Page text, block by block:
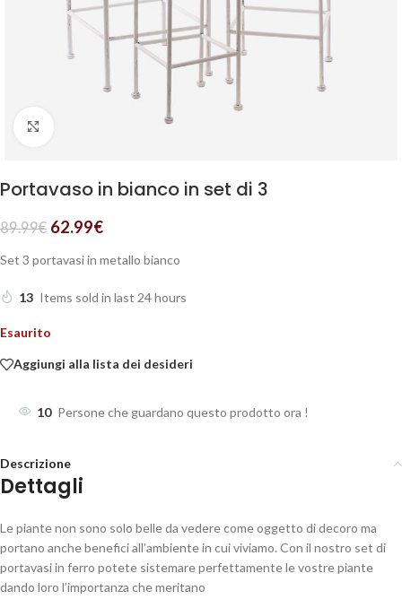
Clicca per ingrandire
Portavaso in bianco in set di 3
89.99€ 62.99€
Set 3 portavasi in metallo bianco
13 Items sold in last 24 hours
Esaurito
Aggiungi alla lista dei desideri
10 Persone che guardano questo prodotto ora !
Descrizione
Dettagli
Le piante non sono solo belle da vedere come oggetto di decoro ma
portano anche benefici all’ambiente in cui viviamo. Con il nostro set di
portavasi in ferro potete sistemare perfettamente le vostre piante
dando loro l’importanza che meritano